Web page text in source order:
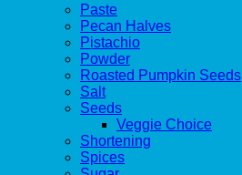
Paste
Pecan Halves
Pistachio
Powder
Roasted Pumpkin Seeds
Salt
Seeds
Veggie Choice
Shortening
Spices